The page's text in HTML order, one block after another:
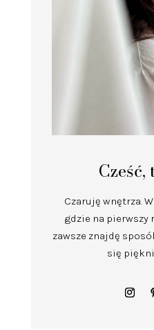
Czaruję wnętrza.
gdzie na pierwszy
zawsze znajdę
się